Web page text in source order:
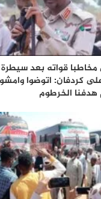
قواته بعد سيطرة
كردفان: اتوضوا
هدفنا الخرطوم